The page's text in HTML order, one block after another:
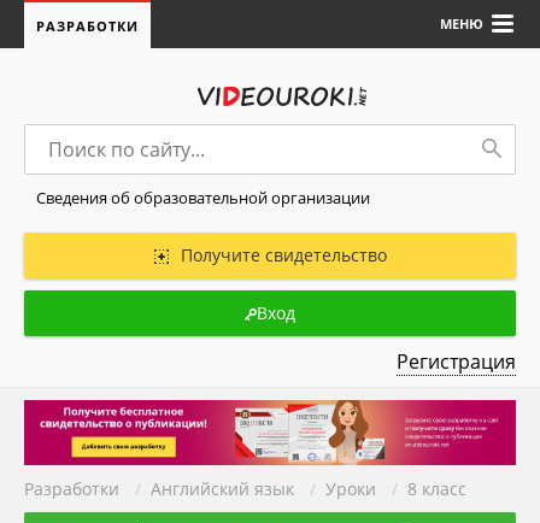
МЕНЮ
РАЗРАБОТКИ
Сведения об образовательной организации
Получите свидетельство
Вход
Регистрация
Разработки / Английский язык / Уроки / 8 класс